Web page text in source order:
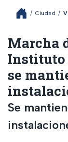
/ Ciudad /
Marcha
Instituto
se
Se